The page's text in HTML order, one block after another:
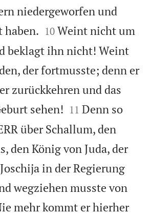
niedergeworfen und
haben. 

10 Weint nicht um
beklagt ihn nicht! Weint
der fortmusste; denn er
zurückkehren und das
sehen! 

11 Denn so
über Schallum, den
den König von Juda, der
in der Regierung
wegziehen musste von
mehr kommt er hierher